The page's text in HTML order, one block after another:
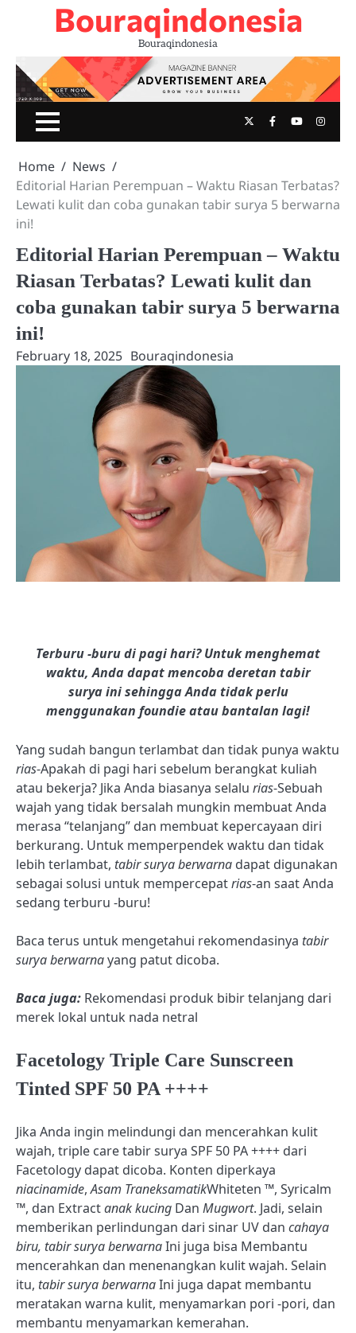
Bouraqindonesia
Bouraqindonesia
TwitterFacebook
Youtube
Home
News
Editorial Harian Perempuan – Waktu Riasan Terbatas?
Lewati kulit dan coba gunakan tabir surya 5 berwarna
ini!
Editorial Harian Perempuan – Waktu
Riasan Terbatas? Lewati kulit dan
coba gunakan tabir surya 5 berwarna
ini!
February 18, 2025 Bouraqindonesia
Terburu -buru di pagi hari? Untuk menghemat
waktu, Anda dapat mencoba deretan tabir
surya ini sehingga Anda tidak perlu
menggunakan foundie atau bantalan lagi!
Yang sudah bangun terlambat dan tidak punya waktu
rias-Apakah di pagi hari sebelum berangkat kuliah
atau bekerja? Jika Anda biasanya selalu rias-Sebuah
wajah yang tidak bersalah mungkin membuat Anda
merasa “telanjang” dan membuat kepercayaan diri
berkurang. Untuk memperpendek waktu dan tidak
lebih terlambat, tabir surya berwarna dapat digunakan
sebagai solusi untuk mempercepatrias-an saat Anda
sedang terburu -buru!
Baca terus untuk mengetahui rekomendasinya tabir
surya berwarnayang patut dicoba.
Baca juga: Rekomendasi produk bibir telanjang dari
merek lokal untuk nada netral
Facetology Triple Care Sunscreen
Tinted SPF 50 PA ++++
Jika Anda ingin melindungi dan mencerahkan kulit
wajah, triple care tabir surya SPF 50 PA ++++ dari
Facetology dapat dicoba. Konten diperkaya
niacinamide,Asam TraneksamatikWhiteten ™, Syricalm
™, dan Extractanak kucing Dan Mugwort. Jadi, selain
memberikan perlindungan dari sinar UV dan cahaya
biru, tabir surya berwarnaIni juga bisa Membantu
mencerahkan dan menenangkan kulit wajah. Selain
itu, tabir surya berwarnaIni juga dapat membantu
meratakan warna kulit, menyamarkan pori -pori, dan
membantu menyamarkan kemerahan.